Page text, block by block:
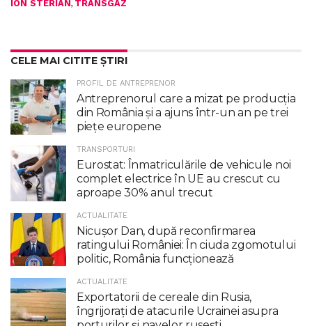
ION STERIAN, TRANSGAZ
CELE MAI CITITE ȘTIRI
PROFIL DE ANTREPRENOR
Antreprenorul care a mizat pe producția
din România și a ajuns într-un an pe trei
piețe europene
TRANSPORTURI
Eurostat: Înmatriculările de vehicule noi
complet electrice în UE au crescut cu
aproape 30% anul trecut
ACTUALITATE
Nicuşor Dan, după reconfirmarea
ratingului României: În ciuda zgomotului
politic, România funcţionează
ACTUALITATE
Exportatorii de cereale din Rusia,
îngrijorați de atacurile Ucrainei asupra